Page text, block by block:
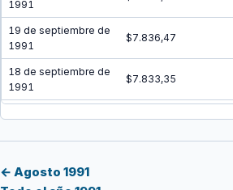
1991
19 de septiembre de
1991
$7.836,47
18 de septiembre de
1991
$7.833,35
$7.830,24
1991
← Agosto 1991